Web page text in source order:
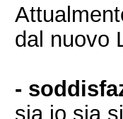
dal nuovo
-
sia io sia